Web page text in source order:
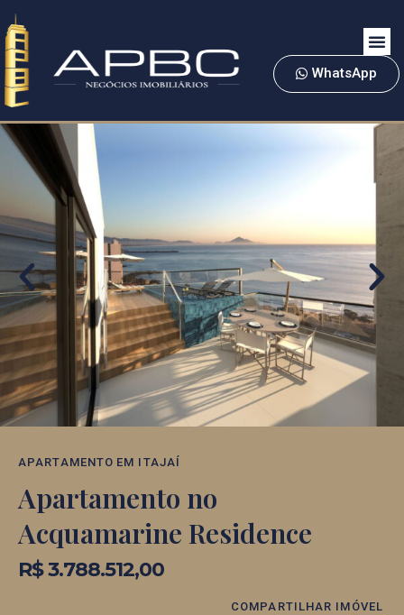
WhatsApp
APARTAMENTO EM ITAJAÍ
Apartamento no
Acquamarine Residence
R$ 3.788.512,00
COMPARTILHAR IMÓVEL